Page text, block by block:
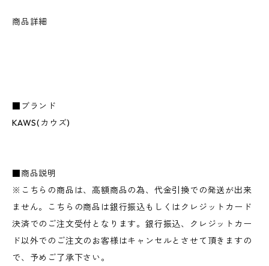
商品詳細
■ブランド
KAWS(カウズ)
■商品説明
※こちらの商品は、高額商品の為、代金引換での発送が出来
ません。こちらの商品は銀行振込もしくはクレジットカード
決済でのご注文受付となります。銀行振込、クレジットカー
ド以外でのご注文のお客様はキャンセルとさせて頂きますの
で、予めご了承下さい。